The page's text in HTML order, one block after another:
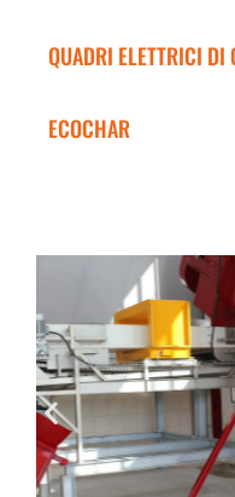
QUADRI ELETTRICI DI
ECOCHAR